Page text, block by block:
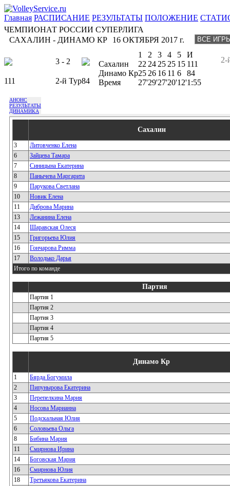
Главная РАСПИСАНИЕ РЕЗУЛЬТАТЫ ПОЛОЖЕНИЕ
ЧЕМПИОНАТ РОССИИ СУПЕРЛИГА
САХАЛИН - ДИНАМО КР
16 ОКТЯБРЯ 2017 г.
3 - 2
111 2-й Тур84
2-
1 2 3 4 5
И
Сахалин
22 24 25 25 15 111
Динамо Кр25 26 16 11 6
84
Время
27'29'27'20'12'1:55
АНОНС
РЕЗУЛЬТАТЫ
ДИНАМИКА
Сахалин
3
Литовченко Елена
6
Зайцева Тамара
7
Синицына Екатерина
8
Панычева Маргарита
9
Парукова Светлана
10
Новик Елена
11
Диброва Марина
13
Лежанина Елена
14
Шаравская Олеся
15
Григорьева Юлия
16
Гончарова Римма
17
Володько Дарья
Итого по команде
Партия
Партия 1
Партия 2
Партия 3
Партия 4
Партия 5
Динамо Кр
1
Бярда Богумила
2
Пипунырова Екатерина
3
Перепелкина Мария
4
Носова Марианна
5
Подскальная Юлия
6
Соловьева Ольга
8
Бибина Мария
11
Смирнова Ирина
14
Боговская Мария
16
Смирнова Юлия
18
Третьякова Екатерина